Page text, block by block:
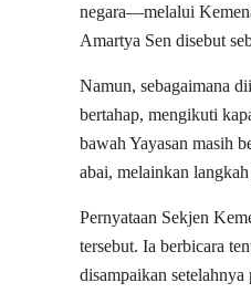
negara—melalui
Amartya Sen disebut
Namun, sebagaimana
bertahap, mengikuti
bawah Yayasan masih
abai, melainkan
Pernyataan Sekjen
tersebut. Ia berbicara
disampaikan